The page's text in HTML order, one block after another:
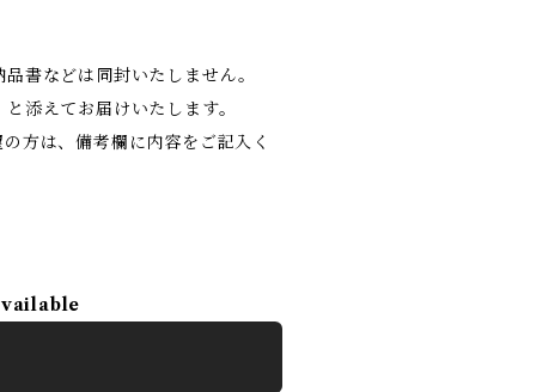
書などは同封いたしません。
添えてお届けいたします。
方は、備考欄に内容をご記入く